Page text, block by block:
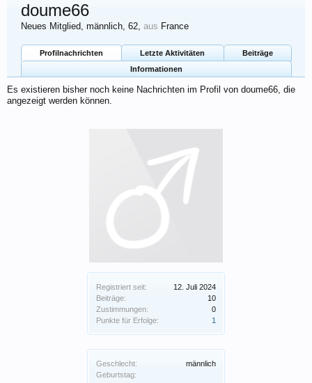
Registriert seit:
12. Juli 2024
Beiträge:
10
Zustimmungen:
0
Punkte für Erfolge:
1
Geschlecht:
männlich
Geburtstag:
doume66
Neues Mitglied, männlich, 62, aus France
Profilnachrichten Letzte Aktivitäten
Beiträge
Informationen
Es existieren bisher noch keine Nachrichten im Profil von doume66, die
angezeigt werden können.